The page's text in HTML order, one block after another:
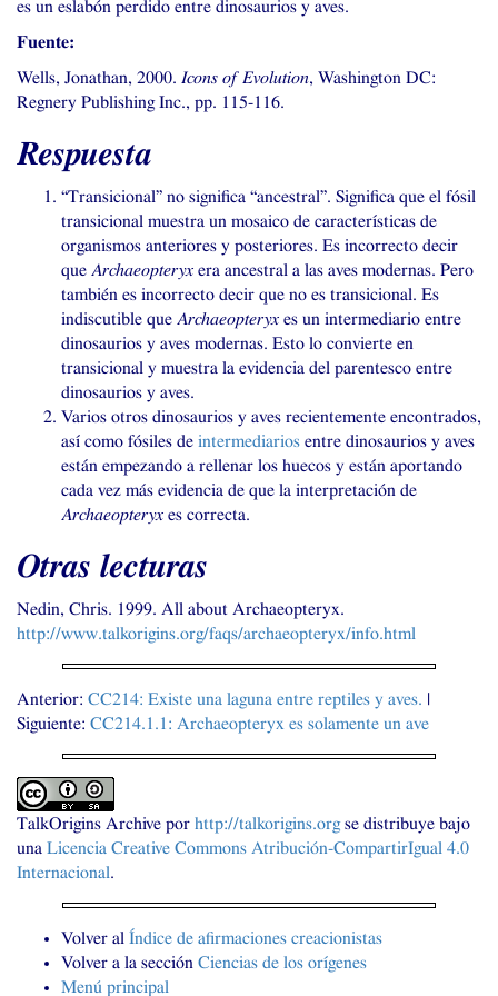
es un eslabón perdido entre dinosaurios y aves.
Fuente:
Wells, Jonathan, 2000. Icons of Evolution, Washington DC:
Regnery Publishing Inc., pp. 115-116.
Respuesta
“Transicional” no significa “ancestral”. Significa que el fósil
transicional muestra un mosaico de características de
organismos anteriores y posteriores. Es incorrecto decir
que Archaeopteryx era ancestral a las aves modernas. Pero
también es incorrecto decir que no es transicional. Es
indiscutible que Archaeopteryx es un intermediario entre
dinosaurios y aves modernas. Esto lo convierte en
transicional y muestra la evidencia del parentesco entre
dinosaurios y aves.
Varios otros dinosaurios y aves recientemente encontrados,
así como fósiles de intermediarios entre dinosaurios y aves
están empezando a rellenar los huecos y están aportando
cada vez más evidencia de que la interpretación de
Archaeopteryx es correcta.
Otras lecturas
Nedin, Chris. 1999. All about Archaeopteryx.
http://www.talkorigins.org/faqs/archaeopteryx/info.html
Anterior: CC214: Existe una laguna entre reptiles y aves. |
Siguiente: CC214.1.1: Archaeopteryx es solamente un ave
TalkOrigins Archive por http://talkorigins.orgse distribuye bajo
una Licencia Creative Commons Atribución-CompartirIgual 4.0
Internacional.
Volver al Índice de afirmaciones creacionistas
Volver a la sección Ciencias de los orígenes
Menú principal